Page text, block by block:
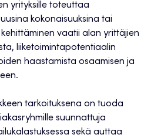
yrityksille toteuttaa
kokonaisuuksina tai
vaatii alan yrittäjien
liiketoimintapotentiaalin
haastamista osaamisen ja
tarkoituksena on tuoda
suunnattuja
sekä auttaa